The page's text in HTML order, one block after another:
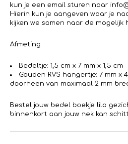
kun je een email sturen naar
Hierin kun je aangeven waar je
kijken we samen naar de mogelijk
Afmeting:
Bedeltje: 1,5 cm x 7 mm x 1,5 cm
Gouden RVS hangertje: 7 mm x
doorheen van maximaal 2 mm
Bestel jouw bedel boekje lila
binnenkort aan jouw nek kan